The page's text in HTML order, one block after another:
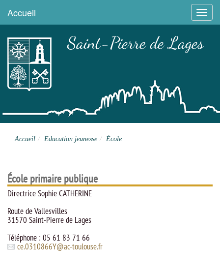
Menu
Accueil
Saint-Pierre de Lages
Site officiel
Accueil Education jeunesse École
École primaire publique
Directrice Sophie CATHERINE
Route de Vallesvilles
31570 Saint-Pierre de Lages
Téléphone : 05 61 83 71 66
ce.0310866Y@ac-toulouse.fr